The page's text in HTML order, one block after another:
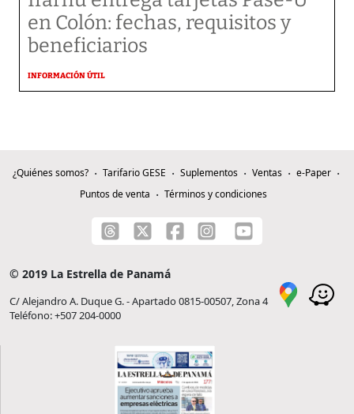
en Colón: fechas, requisitos y
beneficiarios
INFORMACIÓN ÚTIL
¿Quiénes somos? Tarifario GESE Suplementos Ventas
e-Paper
Puntos de venta
Términos y condiciones
© 2019 La Estrella de Panamá
C/ Alejandro A. Duque G. - Apartado 0815-00507, Zona 4
Teléfono: +507 204-0000